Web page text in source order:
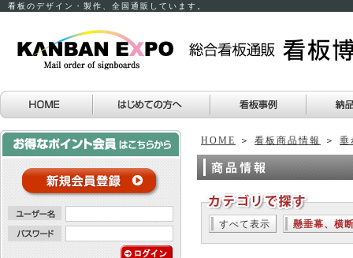
看板のデザイン・製作、全国通販しています。
HOME ＞ 看板商品情報 ＞ 垂
すべて表示 懸垂幕、横